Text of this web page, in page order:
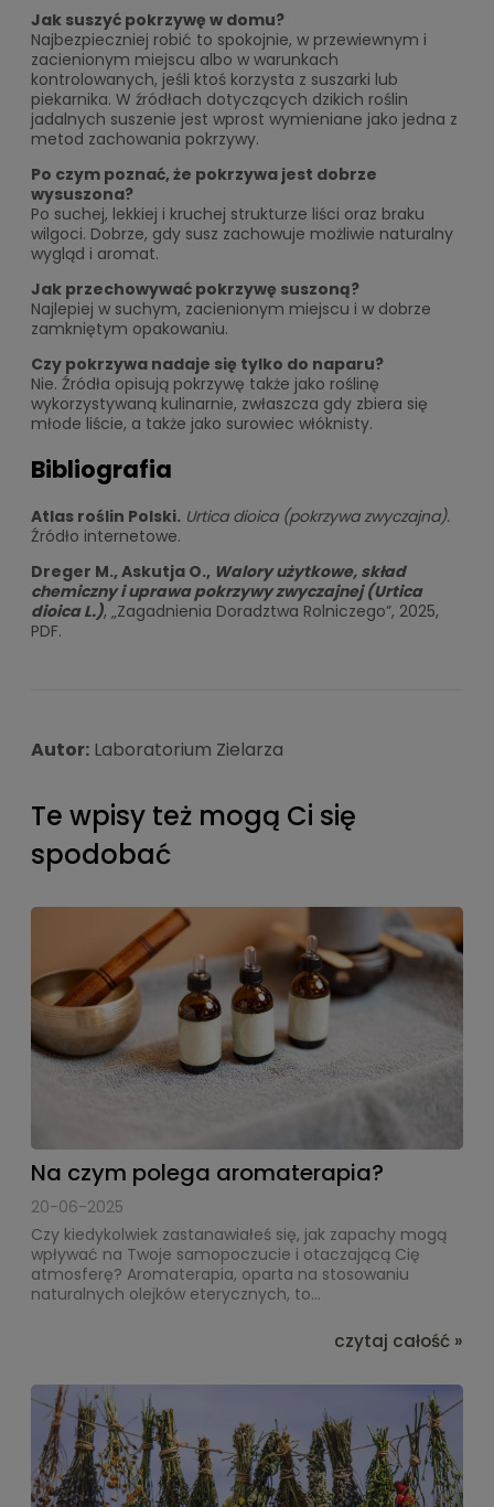
Jak suszyć pokrzywę w domu?
Najbezpieczniej robić to spokojnie, w przewiewnym i
zacienionym miejscu albo w warunkach
kontrolowanych, jeśli ktoś korzysta z suszarki lub
piekarnika. W źródłach dotyczących dzikich roślin
jadalnych suszenie jest wprost wymieniane jako jedna z
metod zachowania pokrzywy.
Po czym poznać, że pokrzywa jest dobrze
wysuszona?
Po suchej, lekkiej i kruchej strukturze liści oraz braku
wilgoci. Dobrze, gdy susz zachowuje możliwie naturalny
wygląd i aromat.
Jak przechowywać pokrzywę suszoną?
Najlepiej w suchym, zacienionym miejscu i w dobrze
zamkniętym opakowaniu.
Czy pokrzywa nadaje się tylko do naparu?
Nie. Źródła opisują pokrzywę także jako roślinę
wykorzystywaną kulinarnie, zwłaszcza gdy zbiera się
młode liście, a także jako surowiec włóknisty.
Bibliografia
Atlas roślin Polski. Urtica dioica (pokrzywa zwyczajna).
Źródło internetowe.
Dreger M., Askutja O., Walory użytkowe, skład
chemiczny i uprawa pokrzywy zwyczajnej (Urtica
dioica L.), „Zagadnienia Doradztwa Rolniczego”, 2025,
PDF.
Autor: Laboratorium Zielarza
Te wpisy też mogą Ci się
spodobać
Na czym polega aromaterapia?
20-06-2025
Czy kiedykolwiek zastanawiałeś się, jak zapachy mogą
wpływać na Twoje samopoczucie i otaczającą Cię
atmosferę? Aromaterapia, oparta na stosowaniu
naturalnych olejków eterycznych, to...
czytaj całość »